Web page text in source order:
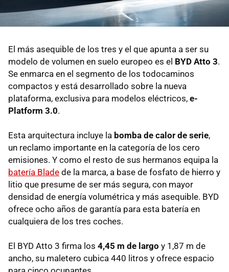
El más asequible de los tres y el que apunta a ser su
modelo de volumen en suelo europeo es el BYD Atto 3.
Se enmarca en el segmento de los todocaminos
compactos y está desarrollado sobre la nueva
plataforma, exclusiva para modelos eléctricos, e-
Platform 3.0.
Esta arquitectura incluye la bomba de calor de serie,
un reclamo importante en la categoría de los cero
emisiones. Y como el resto de sus hermanos equipa la
batería Blade de la marca, a base de fosfato de hierro y
litio que presume de ser más segura, con mayor
densidad de energía volumétrica y más asequible. BYD
ofrece ocho años de garantía para esta batería en
cualquiera de los tres coches.
El BYD Atto 3 firma los 4,45 m de largo y 1,87 m de
ancho, su maletero cubica 440 litros y ofrece espacio